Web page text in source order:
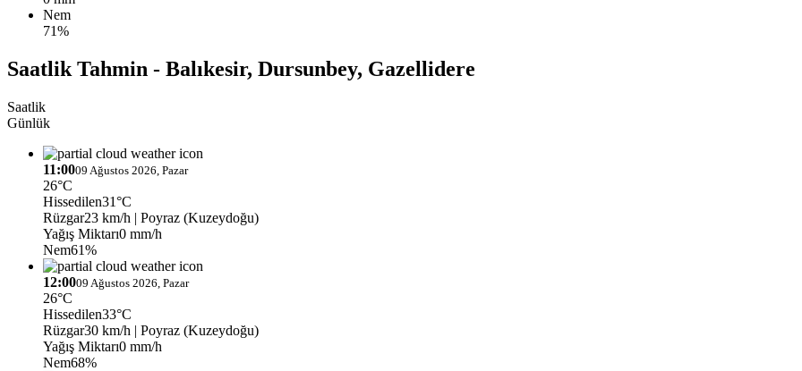
Nem
71%
Saatlik Tahmin - Balıkesir, Dursunbey, Gazellidere
Saatlik
Günlük
11:0009 Ağustos 2026, Pazar
26°C
Hissedilen31°C
Rüzgar23 km/h | Poyraz (Kuzeydoğu)
Yağış Miktarı0 mm/h
Nem61%
12:0009 Ağustos 2026, Pazar
26°C
Hissedilen33°C
Rüzgar30 km/h | Poyraz (Kuzeydoğu)
Yağış Miktarı0 mm/h
Nem68%